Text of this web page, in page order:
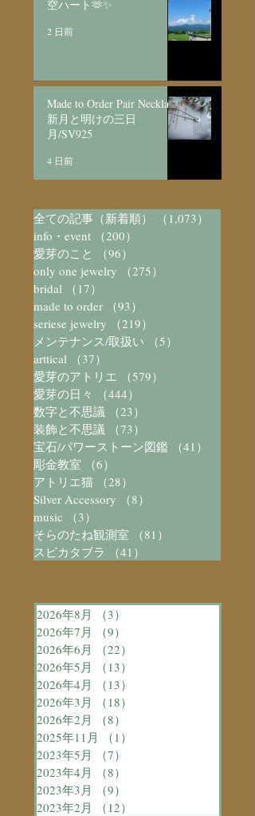
空ハート🫶✨
2 日前
Made to Order Pair Necklace
新月と明けの三日
月/SV925
4 日前
全ての記事（新着順） （1,073）
info・event
（200）
愛芽のこと
（96）
only one jewelry
（275）
bridal
（17）
made to order
（93）
seriese jewelry
（219）
メンテナンス/取扱い
（5）
arttical
（37）
愛芽のアトリエ
（579）
愛芽の日々
（444）
数字と不思議
（23）
装飾と不思議
（73）
宝石/パワーストーン図鑑
（41）
彫金教室
（6）
アトリエ猫
（28）
Silver Accessory
（8）
music
（3）
そらのたね観測室
（81）
スピカタブラ
（41）
2026年8月 （3）
2026年7月
（9）
2026年6月
（22）
2026年5月
（13）
2026年4月
（13）
2026年3月
（18）
2026年2月
（8）
2025年11月
（1）
2023年5月
（7）
2023年4月
（8）
2023年3月
（9）
2023年2月
（12）